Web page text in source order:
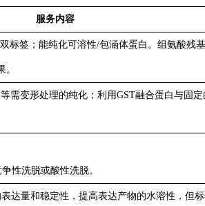
服务内容
标签；能纯化可溶性/包涵体蛋白。组氨酸残
变形处理的纯化；利用GST融合蛋白与固定
性洗脱或酸性洗脱。
达量和稳定性，提高表达产物的水溶性，但